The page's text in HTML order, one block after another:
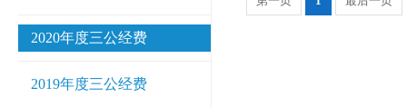
2020年度三公经费
2019年度三公经费